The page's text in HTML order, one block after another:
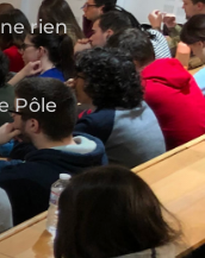
rien
Pôle